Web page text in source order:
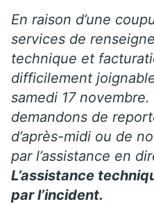
En raison d’une
services de
technique et
difficilement
samedi 17
demandons de
d’après-midi ou de
par l’assistance en
L’assistance
par l’incident.